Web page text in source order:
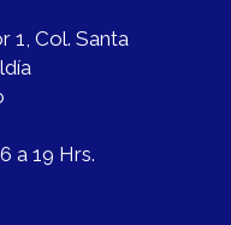
1, Col. Santa
a 19 Hrs.